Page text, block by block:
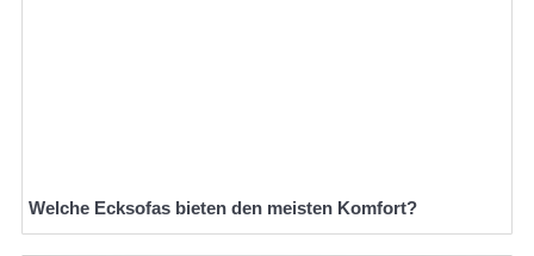
Welche Ecksofas bieten den meisten Komfort?